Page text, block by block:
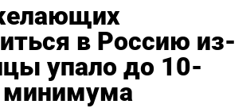
в Россию из-
упало до 10-
минимума